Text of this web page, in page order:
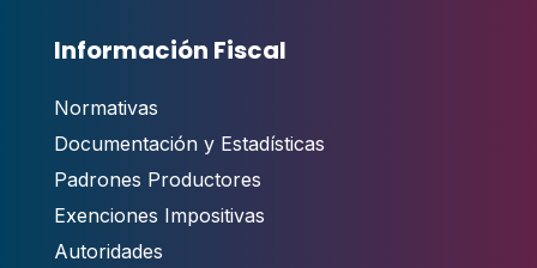
Información Fiscal
Normativas
Documentación y Estadísticas
Padrones Productores
Exenciones Impositivas
Autoridades